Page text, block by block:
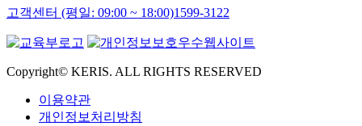
고객센터 (평일: 09:00 ~ 18:00)1599-3122
Copyright© KERIS. ALL RIGHTS RESERVED
이용약관
개인정보처리방침